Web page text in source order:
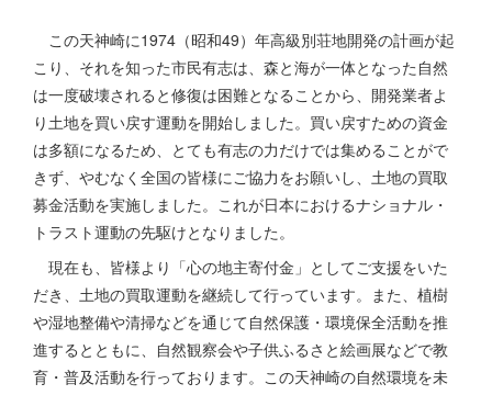
この天神崎に1974（昭和49）年高級別荘地開発の計画が起
こり、それを知った市民有志は、森と海が一体となった自然
は一度破壊されると修復は困難となることから、開発業者よ
り土地を買い戻す運動を開始しました。買い戻すための資金
は多額になるため、とても有志の力だけでは集めることがで
きず、やむなく全国の皆様にご協力をお願いし、土地の買取
募金活動を実施しました。これが日本におけるナショナル・
トラスト運動の先駆けとなりました。
現在も、皆様より「心の地主寄付金」としてご支援をいた
だき、土地の買取運動を継続して行っています。また、植樹
や湿地整備や清掃などを通じて自然保護・環境保全活動を推
進するとともに、自然観察会や子供ふるさと絵画展などで教
育・普及活動を行っております。この天神崎の自然環境を未